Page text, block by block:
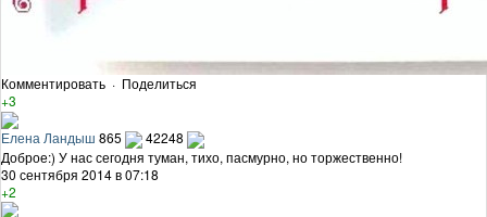
Комментировать · Поделиться
+3
Елена Ландыш 865
42248
Доброе:) У нас сегодня туман, тихо, пасмурно, но торжественно!
30 сентября 2014 в 07:18
+2